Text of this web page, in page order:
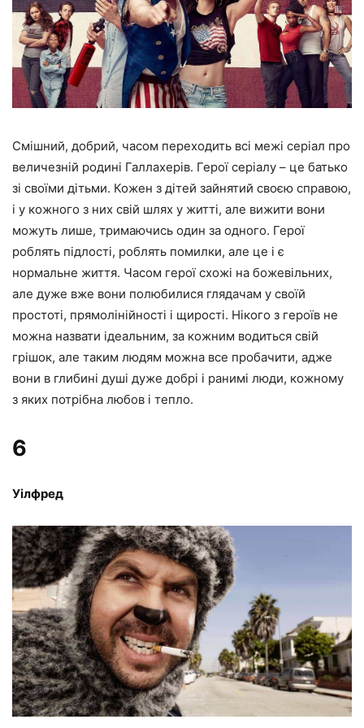
Смішний, добрий, часом переходить всі межі серіал про
величезній родині Галлахерів. Герої серіалу – це батько
зі своїми дітьми. Кожен з дітей зайнятий своєю справою,
і у кожного з них свій шлях у житті, але вижити вони
можуть лише, тримаючись один за одного. Герої
роблять підлості, роблять помилки, але це і є
нормальне життя. Часом герої схожі на божевільних,
але дуже вже вони полюбилися глядачам у своїй
простоті, прямолінійності і щирості. Нікого з героїв не
можна назвати ідеальним, за кожним водиться свій
грішок, але таким людям можна все пробачити, адже
вони в глибині душі дуже добрі і ранимі люди, кожному
з яких потрібна любов і тепло.
6
Уілфред